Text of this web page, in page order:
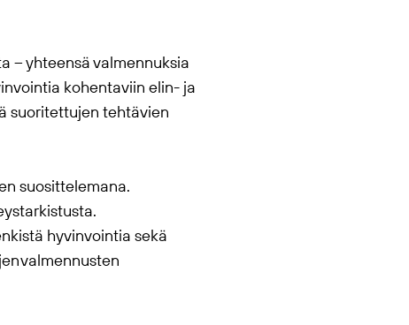
– yhteensä valmennuksia
kohentaviin elin- ja
suoritettujen tehtävien
suosittelemana.
hyvinvointia sekä
valmennusten